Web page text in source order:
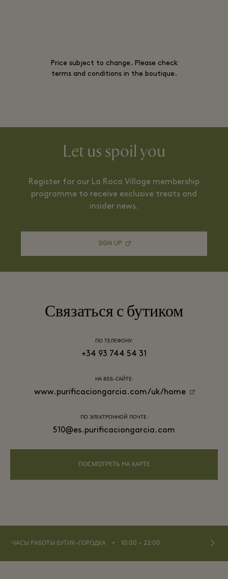
Price subject to change. Please check
terms and conditions in the boutique.
Let us spoil you
Register for our La Roca Village membership
programme to receive exclusive treats and
insider news.
SIGN UP
Связаться с бутиком
ПО ТЕЛЕФОНУ:
+34 93 744 54 31
НА ВЕБ-САЙТЕ:
www.purificaciongarcia.com/uk/home
ПО ЭЛЕКТРОННОЙ ПОЧТЕ:
510@es.purificaciongarcia.com
ПОСМОТРЕТЬ НА КАРТЕ
ЧАСЫ РАБОТЫ БУТИК-ГОРОДКА ⬩ 10:00 – 22:00